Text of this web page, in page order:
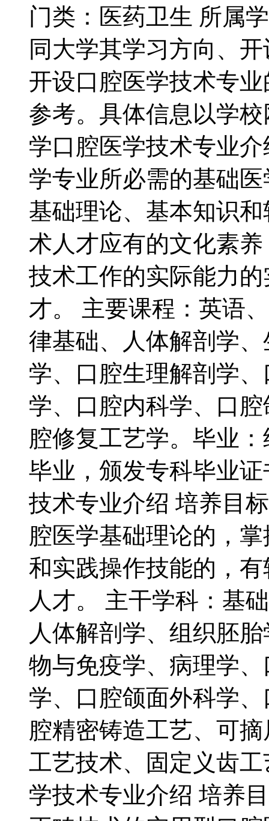
门类：医药卫生 所属
同大学其学习方向、
开设口腔医学技术专
参考。具体信息以学
学口腔医学技术专业
学专业所必需的基础
基础理论、基本知识
术人才应有的文化素
技术工作的实际能力
才。 主要课程：英语
律基础、人体解剖学
学、口腔生理解剖学
学、口腔内科学、口
腔修复工艺学。毕业
毕业，颁发专科毕业
技术专业介绍 培养目
腔医学基础理论的，
和实践操作技能的，
人才。 主干学科：基
人体解剖学、组织胚
物与免疫学、病理学
学、口腔颌面外科学
腔精密铸造工艺、可
工艺技术、固定义齿
学技术专业介绍 培养